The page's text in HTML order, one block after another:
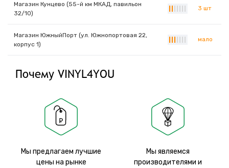
Магазин Кунцево (55-й км МКАД, павильон
32/10)
3 шт
Магазин ЮжныйПорт (ул. Южнопортовая 22,
корпус 1)
мало
Почему VINYL4YOU
Мы предлагаем лучшие
цены на рынке
Мы являемся
производителями и